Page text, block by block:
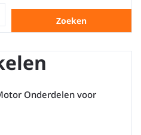
Zoeken
Onderdelen voor